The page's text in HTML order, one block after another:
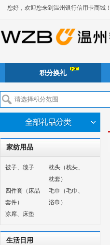
您好，欢迎您来到温州银行信用卡商城！
积分换礼
家纺用品
被子、毯子
枕头（枕头、
枕套）
四件套（床品
套件）
毛巾（毛巾、
浴巾）
凉席、床垫
生活日用